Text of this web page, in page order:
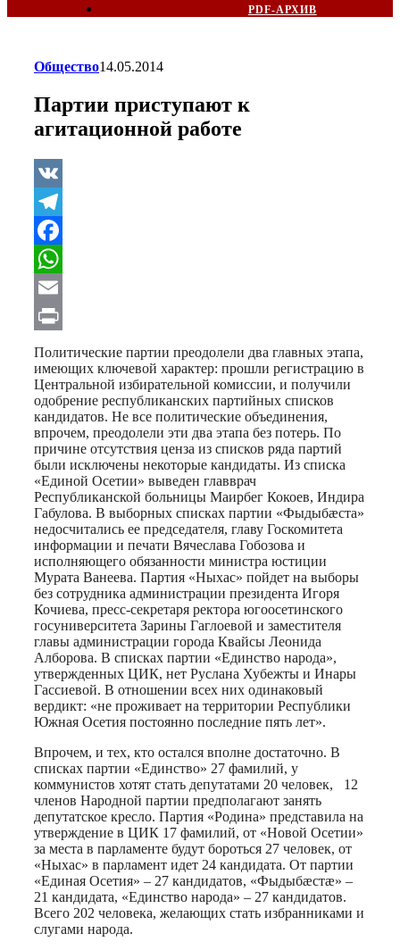
PDF-АРХИВ
Общество14.05.2014
Партии приступают к
агитационной работе
VK
Telegram
Facebook
WhatsApp
Email
Print
Политические партии преодолели два главных этапа,
имеющих ключевой характер: прошли регистрацию в
Центральной избирательной комиссии, и получили
одобрение республиканских партийных списков
кандидатов. Не все политические объединения,
впрочем, преодолели эти два этапа без потерь. По
причине отсутствия ценза из списков ряда партий
были исключены некоторые кандидаты. Из списка
«Единой Осетии» выведен главврач
Республиканской больницы Маирбег Кокоев, Индира
Габулова. В выборных списках партии «Фыдыбæста»
недосчитались ее председателя, главу Госкомитета
информации и печати Вячеслава Гобозова и
исполняющего обязанности министра юстиции
Мурата Ванеева. Партия «Ныхас» пойдет на выборы
без сотрудника администрации президента Игоря
Кочиева, пресс-секретаря ректора югоосетинского
госуниверситета Зарины Гаглоевой и заместителя
главы администрации города Квайсы Леонида
Алборова. В списках партии «Единство народа»,
утвержденных ЦИК, нет Руслана Хубежты и Инары
Гассиевой. В отношении всех них одинаковый
вердикт: «не проживает на территории Республики
Южная Осетия постоянно последние пять лет».
Впрочем, и тех, кто остался вполне достаточно. В
списках партии «Единство» 27 фамилий, у
коммунистов хотят стать депутатами 20 человек, 12
членов Народной партии предполагают занять
депутатское кресло. Партия «Родина» представила на
утверждение в ЦИК 17 фамилий, от «Новой Осетии»
за места в парламенте будут бороться 27 человек, от
«Ныхас» в парламент идет 24 кандидата. От партии
«Единая Осетия» – 27 кандидатов, «Фыдыбæстæ» –
21 кандидата, «Единство народа» – 27 кандидатов.
Всего 202 человека, желающих стать избранниками и
слугами народа.